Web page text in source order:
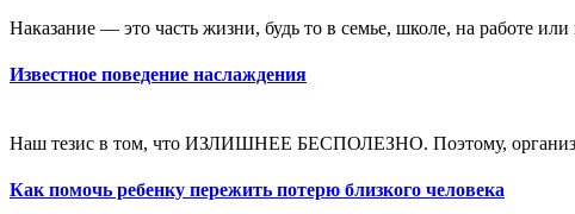
Наказание — это часть жизни, будь то в семье, школе, на работе
Известное поведение наслаждения
Наш тезис в том, что ИЗЛИШНЕЕ БЕСПОЛЕЗНО. Поэтому, организм
Как помочь ребенку пережить потерю близкого человека